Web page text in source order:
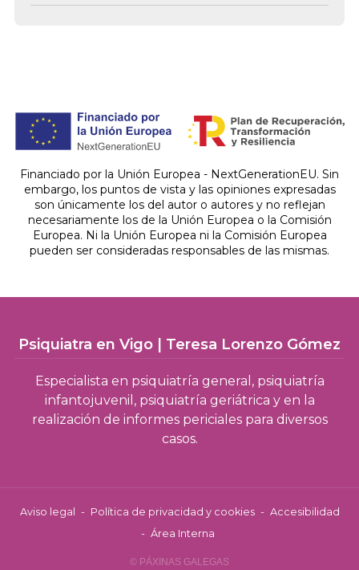
Financiado por la Unión Europea - NextGenerationEU. Sin
embargo, los puntos de vista y las opiniones expresadas
son únicamente los del autor o autores y no reflejan
necesariamente los de la Unión Europea o la Comisión
Europea. Ni la Unión Europea ni la Comisión Europea
pueden ser consideradas responsables de las mismas.
Psiquiatra en Vigo | Teresa Lorenzo Gómez
Especialista en psiquiatría general, psiquiatría
infantojuvenil, psiquiatría geriátrica y en la
realización de informes periciales para diversos
casos.
Aviso legal - Política de privacidad y cookies - Accesibilidad
- Área Interna
© PÁXINAS GALEGAS